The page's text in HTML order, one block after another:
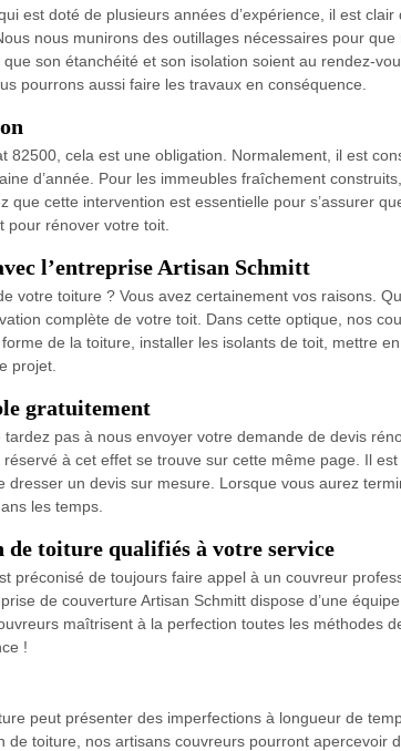
est doté de plusieurs années d’expérience, il est
nous munirons des outillages nécessaires pour
son étanchéité et son isolation soient au rendez-
pourrons aussi faire les travaux en conséquence.
82500, cela est une obligation. Normalement, il est
d’année. Pour les immeubles fraîchement
que cette intervention est essentielle pour s’assurer
pour rénover votre toit.
l’entreprise Artisan Schmitt
votre toiture ? Vous avez certainement vos raisons.
complète de votre toit. Dans cette optique, nos
de la toiture, installer les isolants de toit, mettre
projet.
gratuitement
pas à nous envoyer votre demande de devis
à cet effet se trouve sur cette même page. Il
un devis sur mesure. Lorsque vous aurez
les temps.
de toiture qualifiés à votre service
préconisé de toujours faire appel à un couvreur
de couverture Artisan Schmitt dispose d’une
maîtrisent à la perfection toutes les
!
peut présenter des imperfections à longueur de
toiture, nos artisans couvreurs pourront apercevoir